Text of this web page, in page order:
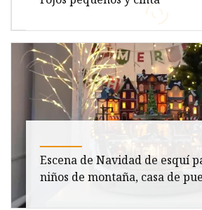
Descripción general
Cinta pequeña fruta roja PE
navideña Fotos detalladas
Escena de Navidad de esquí
niños de montaña, casa de